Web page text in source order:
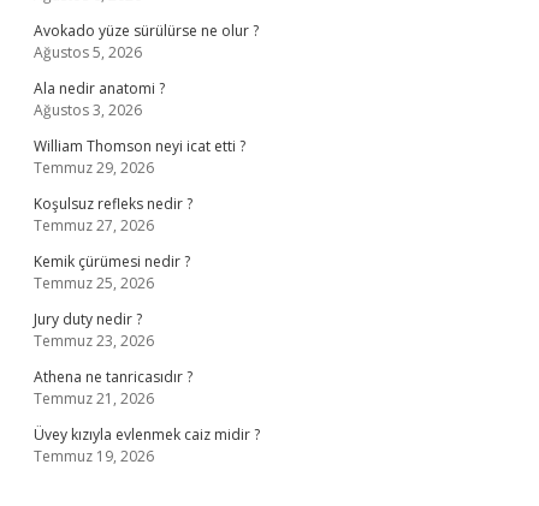
Avokado yüze sürülürse ne olur ?
Ağustos 5, 2026
Ala nedir anatomi ?
Ağustos 3, 2026
William Thomson neyi icat etti ?
Temmuz 29, 2026
Koşulsuz refleks nedir ?
Temmuz 27, 2026
Kemik çürümesi nedir ?
Temmuz 25, 2026
Jury duty nedir ?
Temmuz 23, 2026
Athena ne tanricasıdır ?
Temmuz 21, 2026
Üvey kızıyla evlenmek caiz midir ?
Temmuz 19, 2026